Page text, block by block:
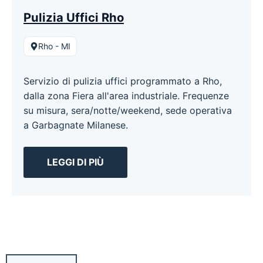
Pulizia Uffici Rho
Rho - MI
Servizio di pulizia uffici programmato a Rho,
dalla zona Fiera all'area industriale. Frequenze
su misura, sera/notte/weekend, sede operativa
a Garbagnate Milanese.
LEGGI DI PIÙ